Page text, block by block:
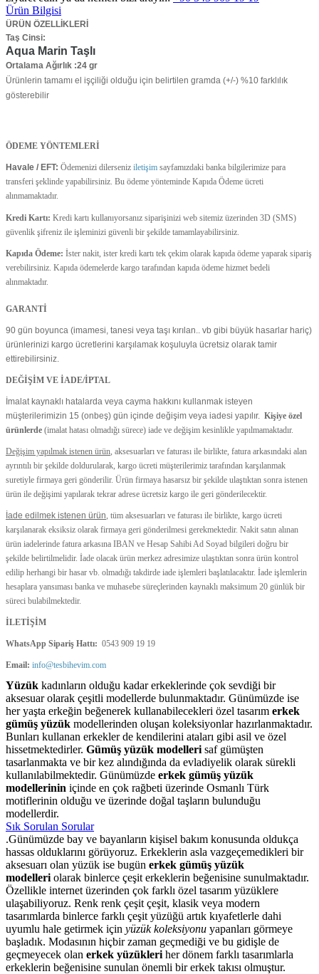
Ürün Bilgisi
ÜRÜN ÖZELLİKLERİ
Taş Cinsi:
Aqua Marin Taşlı
Ortalama Ağırlık :24 gr
Ürünlerin tamamı el işçiliği olduğu için belirtilen gramda (+/-) %10 farklılık
gösterebilir
ÖDEME YÖNTEMLERİ
Havale / EFT: Ödemenizi dilerseniz iletişim sayfamızdaki banka bilgilerimize para
transferi şeklinde yapabilirsiniz. Bu ödeme yönteminde Kapıda Ödeme ücreti
alınmamaktadır.
Kredi Kartı: Kredi kartı kullanıyorsanız siparişinizi web sitemiz üzerinden 3D (SMS)
güvenlik şifreniz ile işleminizi güvenli bir şekilde tamamlayabilirsiniz.
Kapıda Ödeme: İster nakit, ister kredi kartı tek çekim olarak kapıda ödeme yaparak sipariş
verebilirsiniz. Kapıda ödemelerde kargo tarafından kapıda ödeme hizmet bedeli
alınmaktadır.
GARANTİ
90 gün boyunca (imamesi, tanesi veya taşı kırılan.. vb gibi büyük hasarlar hariç)
ürünlerinizi kargo ücretlerini karşılamak koşuluyla ücretsiz olarak tamir
ettirebilirsiniz.
DEĞİŞİM VE İADE/İPTAL
İmalat kaynaklı hatalarda veya cayma hakkını kullanmak isteyen
müşterilerimizin 15 (onbeş) gün içinde değişim veya iadesi yapılır. Kişiye özel
ürünlerde (imalat hatası olmadığı sürece) iade ve değişim kesinlikle yapılmamaktadır.
Değişim yapılmak istenen ürün, aksesuarları ve faturası ile birlikte, fatura arkasındaki alan
ayrıntılı bir şekilde doldurularak, kargo ücreti müşterilerimiz tarafından karşılanmak
suretiyle firmaya geri gönderilir. Ürün firmaya hasarsız bir şekilde ulaştıktan sonra istenen
ürün ile değişimi yapılarak tekrar adrese ücretsiz kargo ile geri gönderilecektir.
İade edilmek istenen ürün, tüm aksesuarları ve faturası ile birlikte, kargo ücreti
karşılanarak eksiksiz olarak firmaya geri gönderilmesi gerekmektedir. Nakit satın alınan
ürün iadelerinde fatura arkasına IBAN ve Hesap Sahibi Ad Soyad bilgileri doğru bir
şekilde belirtilmelidir. İade olacak ürün merkez adresimize ulaştıktan sonra ürün kontrol
edilip herhangi bir hasar vb. olmadığı takdirde iade işlemleri başlatılacaktır. İade işlemlerin
hesaplara yansıması banka ve muhasebe süreçlerinden kaynaklı maksimum 20 günlük bir
süreci bulabilmektedir.
İLETİŞİM
WhatsApp Sipariş Hattı: 0543 909 19 19
Email: info@tesbihevim.com
Yüzük kadınların olduğu kadar erkeklerinde çok sevdiği bir
aksesuar olarak çeşitli modellerde bulunmaktadır. Günümüzde ise
her yaşta erkeğin beğenerek kullanabilecekleri özel tasarım erkek
gümüş yüzük modellerinden oluşan koleksiyonlar hazırlanmaktadır.
Bunları kullanan erkekler de kendilerini ataları gibi asil ve özel
hissetmektedirler. Gümüş yüzük modelleri saf gümüşten
tasarlanmakta ve bir kez alındığında da evladiyelik olarak sürekli
kullanılabilmektedir. Günümüzde erkek gümüş yüzük
modellerinin içinde en çok rağbeti üzerinde Osmanlı Türk
motiflerinin olduğu ve üzerinde doğal taşların bulunduğu
modellerdir.
Sık Sorulan Sorular
.Günümüzde bay ve bayanların kişisel bakım konusunda oldukça
hassas olduklarını görüyoruz. Erkeklerin asla vazgeçemedikleri bir
aksesuarı olan yüzük ise bugün erkek gümüş yüzük
modelleri olarak binlerce çeşit erkeklerin beğenisine sunulmaktadır.
Özellikle internet üzerinden çok farklı özel tasarım yüzüklere
ulaşabiliyoruz. Renk renk çeşit çeşit, klasik veya modern
tasarımlarda binlerce farklı çeşit yüzüğü artık kıyafetlerle dahi
uyumlu hale getirmek için yüzük koleksiyonu yapanları görmeye
başladık. Modasının hiçbir zaman geçmediği ve bu gidişle de
geçmeyecek olan erkek yüzükleri her dönem farklı tasarımlarla
erkeklerin beğenisine sunulan önemli bir erkek takısı olmuştur.